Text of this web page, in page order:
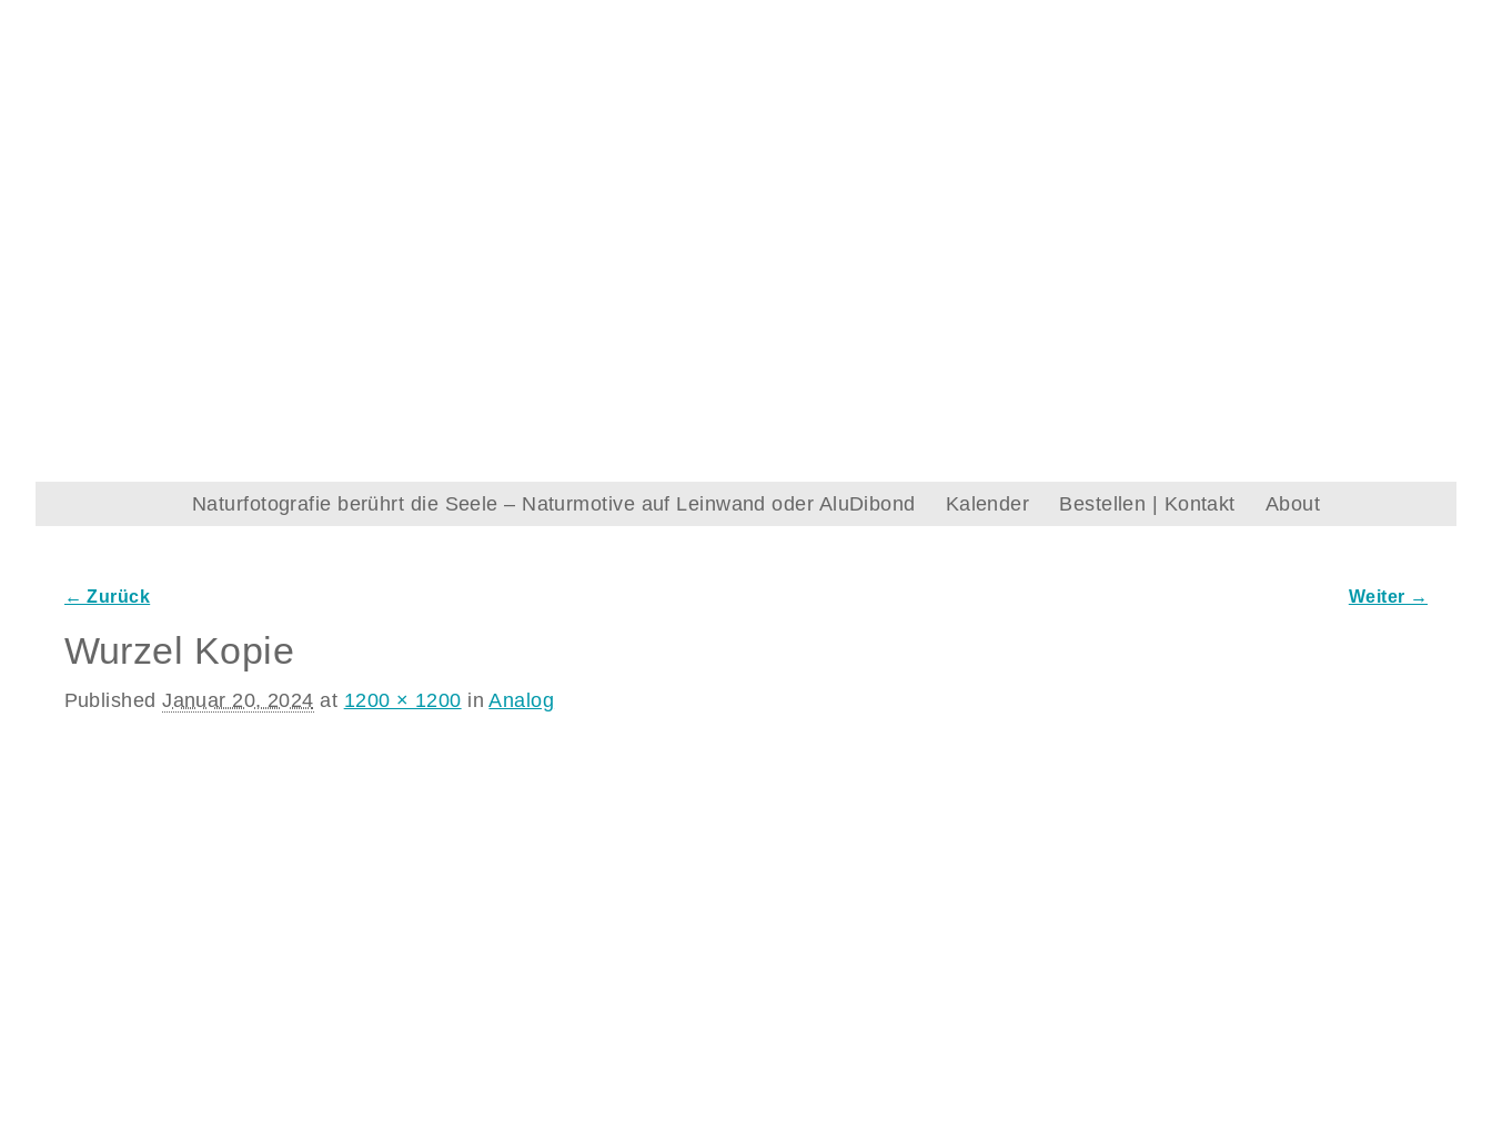
Naturfotografie berührt die Seele – Naturmotive auf Leinwand oder AluDibond Kalender Bestellen | Kontakt About
← Zurück Weiter →
Wurzel Kopie
PublishedJanuar 20, 2024 at 1200 × 1200 inAnalog